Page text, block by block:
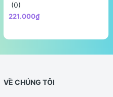
(0)
221.000₫
VỀ CHÚNG TÔI